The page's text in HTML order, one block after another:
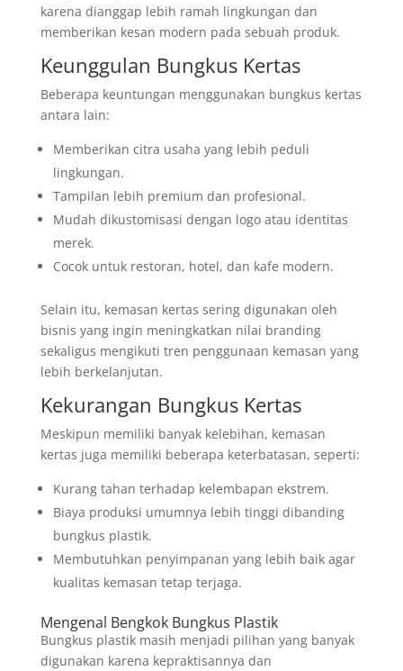
karena dianggap lebih ramah lingkungan dan
memberikan kesan modern pada sebuah produk.
Keunggulan Bungkus Kertas
Beberapa keuntungan menggunakan bungkus kertas
antara lain:
Memberikan citra usaha yang lebih peduli
lingkungan.
Tampilan lebih premium dan profesional.
Mudah dikustomisasi dengan logo atau identitas
merek.
Cocok untuk restoran, hotel, dan kafe modern.
Selain itu, kemasan kertas sering digunakan oleh
bisnis yang ingin meningkatkan nilai branding
sekaligus mengikuti tren penggunaan kemasan yang
lebih berkelanjutan.
Kekurangan Bungkus Kertas
Meskipun memiliki banyak kelebihan, kemasan
kertas juga memiliki beberapa keterbatasan, seperti:
Kurang tahan terhadap kelembapan ekstrem.
Biaya produksi umumnya lebih tinggi dibanding
bungkus plastik.
Membutuhkan penyimpanan yang lebih baik agar
kualitas kemasan tetap terjaga.
Mengenal Bengkok Bungkus Plastik
Bungkus plastik masih menjadi pilihan yang banyak
digunakan karena kepraktisannya dan